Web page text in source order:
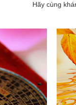
Hãy cùng